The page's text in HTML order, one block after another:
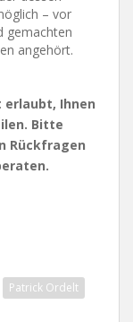
– vor
gemachten
angehört.
Ihnen
Bitte
Rückfragen
Patrick Ordelt